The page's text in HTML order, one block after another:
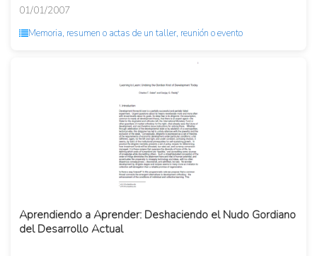
01/01/2007
Memoria, resumen o actas de un taller, reunión o evento
Aprendiendo a Aprender: Deshaciendo el Nudo Gordiano
del Desarrollo Actual